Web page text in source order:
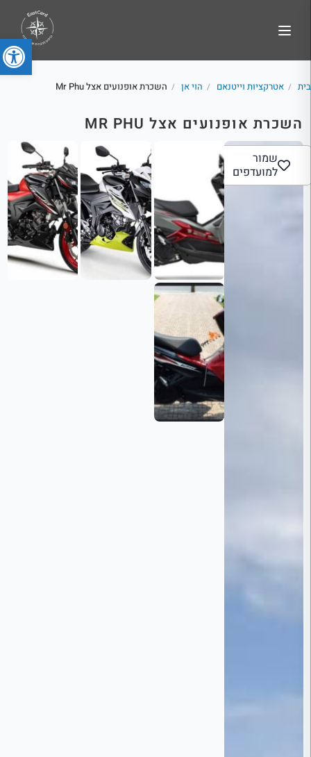
פתח
בית / אטרקציות וייטנאם / הוי אן / השכרת אופנועים אצל Mr Phu
השכרת אופנועים אצל MR PHU
שמור
למועדפים